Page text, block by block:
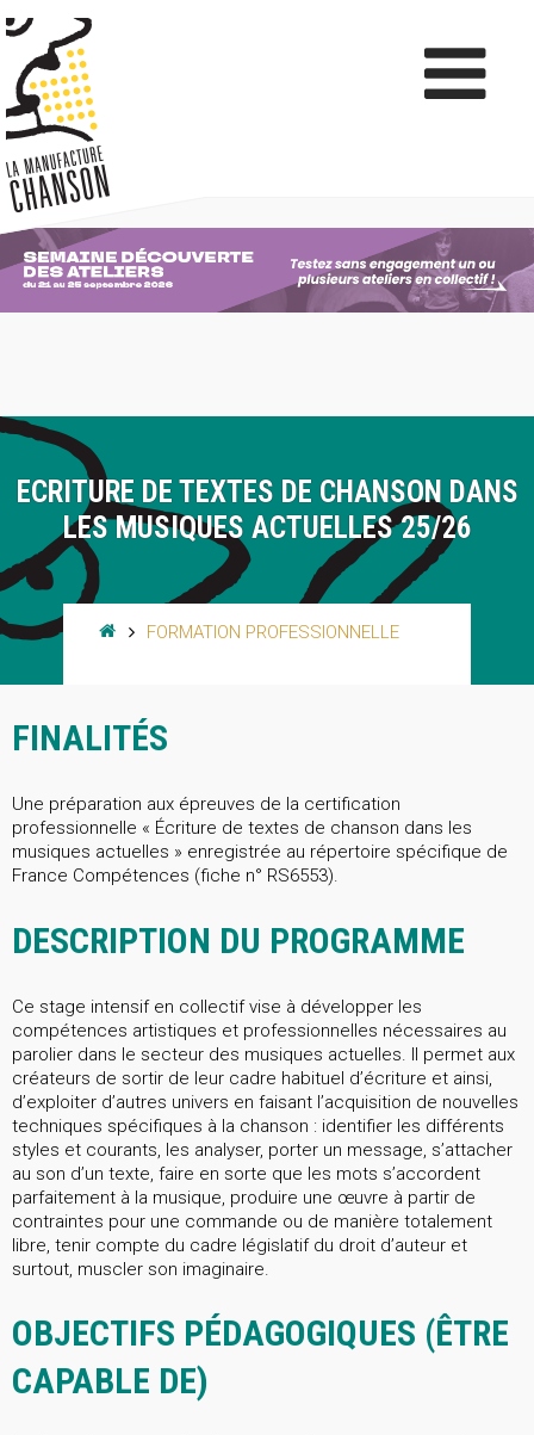
ECRITURE DE TEXTES DE CHANSON DANS
LES MUSIQUES ACTUELLES 25/26
FORMATION PROFESSIONNELLE
FINALITÉS
Une préparation aux épreuves de la certification
professionnelle « Écriture de textes de chanson dans les
musiques actuelles » enregistrée au répertoire spécifique de
France Compétences (fiche n° RS6553).
DESCRIPTION DU PROGRAMME
Ce stage intensif en collectif vise à développer les
compétences artistiques et professionnelles nécessaires au
parolier dans le secteur des musiques actuelles. Il permet aux
créateurs de sortir de leur cadre habituel d’écriture et ainsi,
d’exploiter d’autres univers en faisant l’acquisition de nouvelles
techniques spécifiques à la chanson : identifier les différents
styles et courants, les analyser, porter un message, s’attacher
au son d’un texte, faire en sorte que les mots s’accordent
parfaitement à la musique, produire une œuvre à partir de
contraintes pour une commande ou de manière totalement
libre, tenir compte du cadre législatif du droit d’auteur et
surtout, muscler son imaginaire.
OBJECTIFS PÉDAGOGIQUES (ÊTRE
CAPABLE DE)